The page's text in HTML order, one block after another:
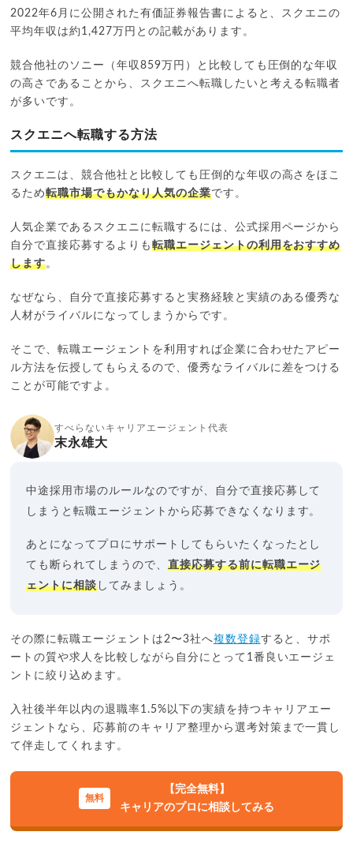
2022年6月に公開された有価証券報告書によると、スクエニの
平均年収は約1,427万円との記載があります。
競合他社のソニー（年収859万円）と比較しても圧倒的な年収
の高さであることから、スクエニへ転職したいと考える転職者
が多いです。
スクエニへ転職する方法
スクエニは、競合他社と比較しても圧倒的な年収の高さをほこ
るため転職市場でもかなり人気の企業です。
人気企業であるスクエニに転職するには、公式採用ページから
自分で直接応募するよりも 転職エージェントの利用をおすすめ
します。
なぜなら、自分で直接応募すると実務経験と実績のある優秀な
人材がライバルになってしまうからです。
そこで、転職エージェントを利用すれば企業に合わせたアピー
ル方法を伝授してもらえるので、優秀なライバルに差をつける
ことが可能ですよ。
すべらないキャリアエージェント代表
末永雄大
中途採用市場のルールなのですが、自分で直接応募して
しまうと転職エージェントから応募できなくなります。
あとになってプロにサポートしてもらいたくなったとし
ても断られてしまうので、 直接応募する前に転職エージ
ェントに相談 してみましょう。
その際に転職エージェントは2〜3社へ複数登録すると、サポ
ートの質や求人を比較しながら自分にとって1番良いエージェ
ントに絞り込めます。
入社後半年以内の退職率1.5%以下の実績を持つキャリアエー
ジェントなら、応募前のキャリア整理から選考対策まで一貫し
て伴走してくれます。
【完全無料】
キャリアのプロに相談してみる